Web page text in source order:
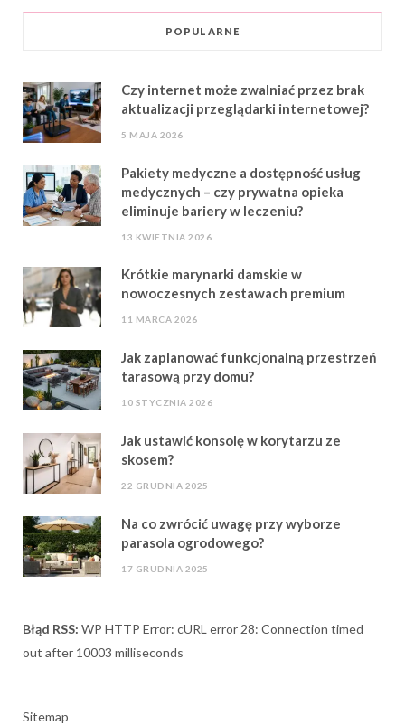
POPULARNE
Czy internet może zwalniać przez brak
aktualizacji przeglądarki internetowej?
5 MAJA 2026
Pakiety medyczne a dostępność usług
medycznych – czy prywatna opieka
eliminuje bariery w leczeniu?
13 KWIETNIA 2026
Krótkie marynarki damskie w
nowoczesnych zestawach premium
11 MARCA 2026
Jak zaplanować funkcjonalną przestrzeń
tarasową przy domu?
10 STYCZNIA 2026
Jak ustawić konsolę w korytarzu ze
skosem?
22 GRUDNIA 2025
Na co zwrócić uwagę przy wyborze
parasola ogrodowego?
17 GRUDNIA 2025
Błąd RSS: WP HTTP Error: cURL error 28: Connection timed
out after 10003 milliseconds
Sitemap